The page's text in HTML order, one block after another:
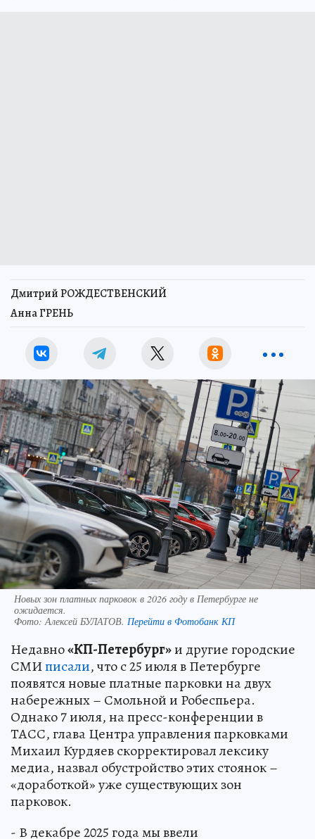
Дмитрий РОЖДЕСТВЕНСКИЙ
Анна ГРЕНЬ
Новых зон платных парковок в 2026 году в Петербурге не
ожидается.
Фото: Алексей БУЛАТОВ. Перейти в Фотобанк КП
Недавно«КП-Петербург»и другие городские
СМИписали, что с 25 июля в Петербурге
появятся новые платные парковки на двух
набережных – Смольной и Робеспьера.
Однако 7 июля, на пресс-конференции в
ТАСС, глава Центра управления парковками
Михаил Курдяев скорректировал лексику
медиа, назвал обустройство этих стоянок –
«доработкой» уже существующих зон
парковок.
- В декабре 2025 года мы ввели